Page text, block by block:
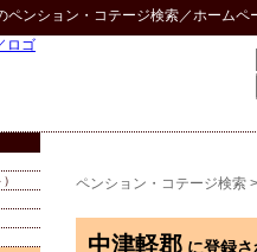
ペンション・コテージ検索／ホームペ
ペンション・コテージ検索
中津軽郡 に登録